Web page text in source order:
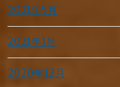
2021年5月
2021年1月
2020年12月